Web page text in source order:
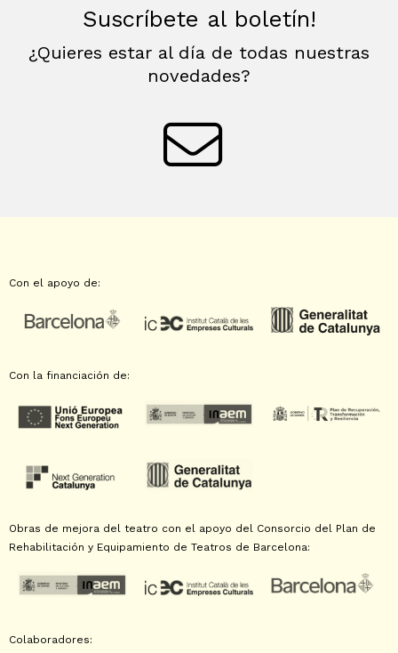
Suscríbete al boletín!
¿Quieres estar al día de todas nuestras
novedades?
Con el apoyo de:
Con la financiación de:
Obras de mejora del teatro con el apoyo del Consorcio del Plan de
Rehabilitación y Equipamiento de Teatros de Barcelona:
Colaboradores: